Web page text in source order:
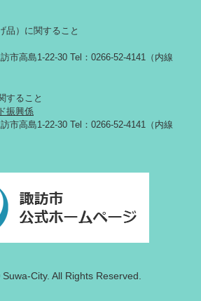
品）に関すること
市高島1-22-30 Tel：0266-52-4141（内線
すること
振興係
市高島1-22-30 Tel：0266-52-4141（内線
City. All Rights Reserved.